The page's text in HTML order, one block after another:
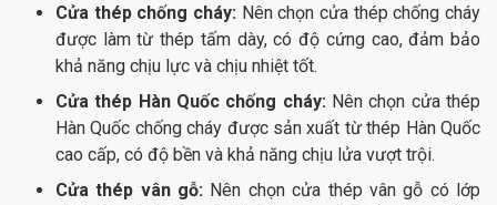
Cửa thép chống cháy: Nên chọn cửa thép chống cháy
được làm từ thép tấm dày, có độ cứng cao, đảm bảo
khả năng chịu lực và chịu nhiệt tốt.
Cửa thép Hàn Quốc chống cháy:Nên chọn cửa thép
Hàn Quốc chống cháy được sản xuất từ thép Hàn Quốc
cao cấp, có độ bền và khả năng chịu lửa vượt trội.
Cửa thép vân gỗ: Nên chọn cửa thép vân gỗ có lớp